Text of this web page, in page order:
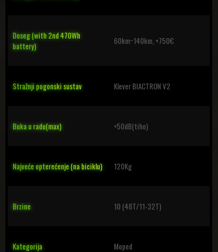
Doseg (with 2nd 470Wh
battery)
60km~140km, +750€
Stražnji pogonski sustav Klever BIACTRON V2
Buka u radu(max) <50dB(tiho)
Najveće opterećenje (na biciklu) 120Kg
Brzine 10 (48T/11-32T)
Kategorija Moped